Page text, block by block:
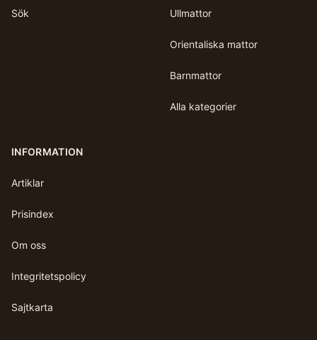
Sök Ullmattor
Orientaliska mattor
Barnmattor
Alla kategorier
INFORMATION
Artiklar
Prisindex
Om oss
Integritetspolicy
Sajtkarta